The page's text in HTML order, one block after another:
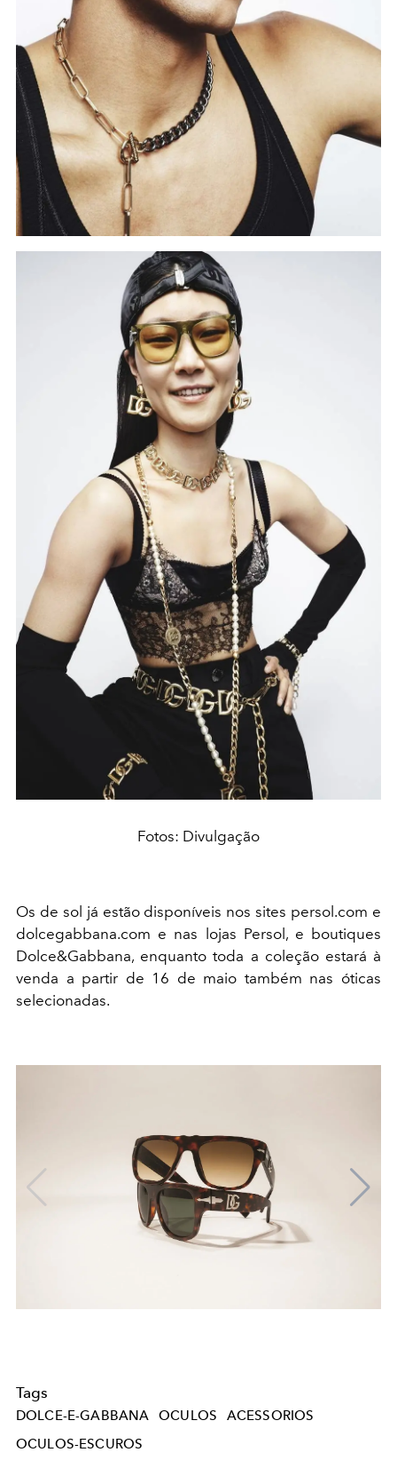
Fotos: Divulgação
Os de sol já estão disponíveis nos sites persol.com e
dolcegabbana.com e nas lojas Persol, e boutiques
Dolce&Gabbana, enquanto toda a coleção estará à
venda a partir de 16 de maio também nas óticas
selecionadas.
Tags
DOLCE-E-GABBANA OCULOS
ACESSORIOS
OCULOS-ESCUROS